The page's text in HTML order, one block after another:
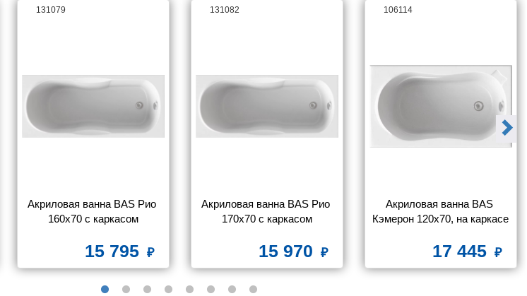
131079
Акриловая ванна BAS Рио
160х70 с каркасом
15 795
131082
Акриловая ванна BAS Рио
170х70 с каркасом
15 970
106114
Акриловая ванна BAS
Кэмерон 120x70, на каркасе
17 445